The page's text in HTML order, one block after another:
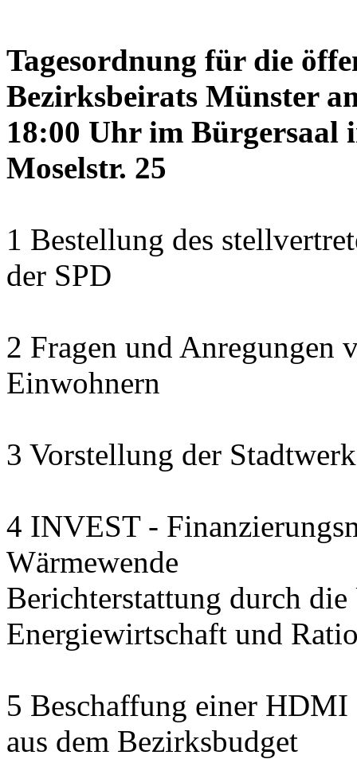
Tagesordnung für die
Bezirksbeirats Münster
18:00 Uhr im
Moselstr. 25
1 Bestellung des
der SPD
2 Fragen und Anregungen
Einwohnern
3 Vorstellung der
4 INVEST -
Wärmewende
Berichterstattung durch
Energiewirtschaft und
5 Beschaffung einer
aus dem Bezirksbudget